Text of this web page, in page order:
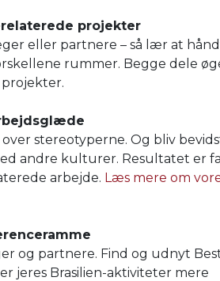
projekter
eller partnere – så lær at
rummer. Begge dele
stereotyperne. Og bliv
andre kulturer. Resultatet er
arbejde. Læs mere om
og partnere. Find og udnyt
jeres Brasilien-aktiviteter mere